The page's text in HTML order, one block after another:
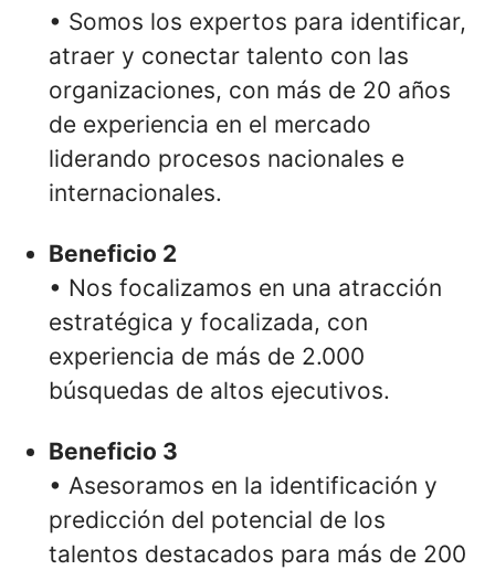
• Somos los expertos para identificar,
atraer y conectar talento con las
organizaciones, con más de 20 años
de experiencia en el mercado
liderando procesos nacionales e
internacionales.
Beneficio 2
• Nos focalizamos en una atracción
estratégica y focalizada, con
experiencia de más de 2.000
búsquedas de altos ejecutivos.
Beneficio 3
• Asesoramos en la identificación y
predicción del potencial de los
talentos destacados para más de 200